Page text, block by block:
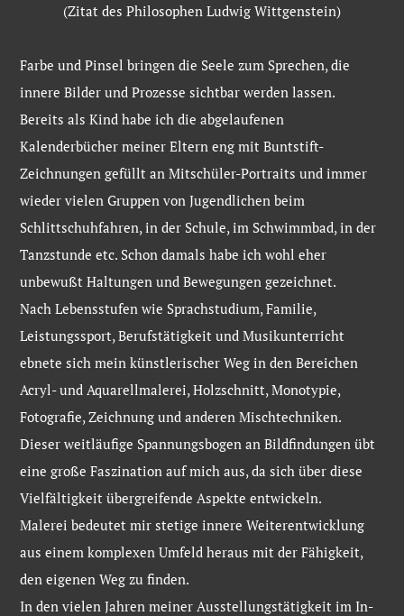
(Zitat des Philosophen Ludwig Wittgenstein)
Farbe und Pinsel bringen die Seele zum Sprechen, die
innere Bilder und Prozesse sichtbar werden lassen.
Bereits als Kind habe ich die abgelaufenen
Kalenderbücher meiner Eltern eng mit Buntstift-
Zeichnungen gefüllt an Mitschüler-Portraits und immer
wieder vielen Gruppen von Jugendlichen beim
Schlittschuhfahren, in der Schule, im Schwimmbad, in der
Tanzstunde etc. Schon damals habe ich wohl eher
unbewußt Haltungen und Bewegungen gezeichnet.
Nach Lebensstufen wie Sprachstudium, Familie,
Leistungssport, Berufstätigkeit und Musikunterricht
ebnete sich mein künstlerischer Weg in den Bereichen
Acryl- und Aquarellmalerei, Holzschnitt, Monotypie,
Fotografie, Zeichnung und anderen Mischtechniken.
Dieser weitläufige Spannungsbogen an Bildfindungen übt
eine große Faszination auf mich aus, da sich über diese
Vielfältigkeit übergreifende Aspekte entwickeln.
Malerei bedeutet mir stetige innere Weiterentwicklung
aus einem komplexen Umfeld heraus mit der Fähigkeit,
den eigenen Weg zu finden.
In den vielen Jahren meiner Ausstellungstätigkeit im In-